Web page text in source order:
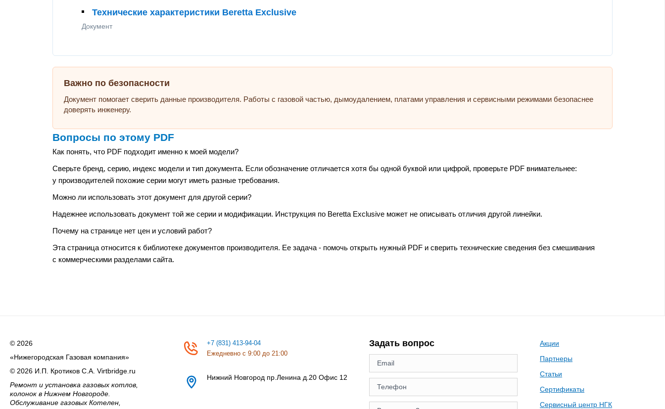
Технические характеристики Beretta Exclusive
Документ
Важно по безопасности
Документ помогает сверить данные производителя. Работы с газовой частью, дымоудалением, платами управления и сервисными режимами безопаснее
доверять инженеру.
Вопросы по этому PDF
Как понять, что PDF подходит именно к моей модели?
Сверьте бренд, серию, индекс модели и тип документа. Если обозначение отличается хотя бы одной буквой или цифрой, проверьте PDF внимательнее:
у производителей похожие серии могут иметь разные требования.
Можно ли использовать этот документ для другой серии?
Надежнее использовать документ той же серии и модификации. Инструкция по Beretta Exclusive может не описывать отличия другой линейки.
Почему на странице нет цен и условий работ?
Эта страница относится к библиотеке документов производителя. Ее задача - помочь открыть нужный PDF и сверить технические сведения без смешивания
с коммерческими разделами сайта.
© 2026
«Нижегородская Газовая компания»
© 2026 И.П. Кротиков С.А. Virtbridge.ru
Ремонт и установка газовых котлов,
колонок в Нижнем Новгороде.
Обслуживание газовых Котелен,
+7 (831) 413-94-04
Ежедневно с 9:00 до 21:00
Нижний Новгород пр.Ленина д.20 Офис 12
Задать вопрос
Акции
Партнеры
Статьи
Сертификаты
Сервисный центр НГК